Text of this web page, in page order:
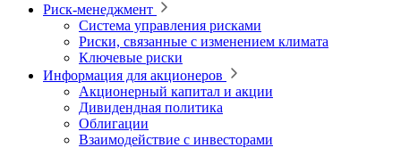
Риск-менеджмент
Система управления рисками
Риски, связанные с изменением климата
Ключевые риски
Информация для акционеров
Акционерный капитал и акции
Дивидендная политика
Облигации
Взаимодействие с инвесторами